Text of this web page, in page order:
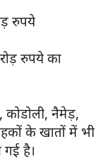
रुपये
रुपये का
कोडोली, नैमेड़,
के खातों में भी
है।